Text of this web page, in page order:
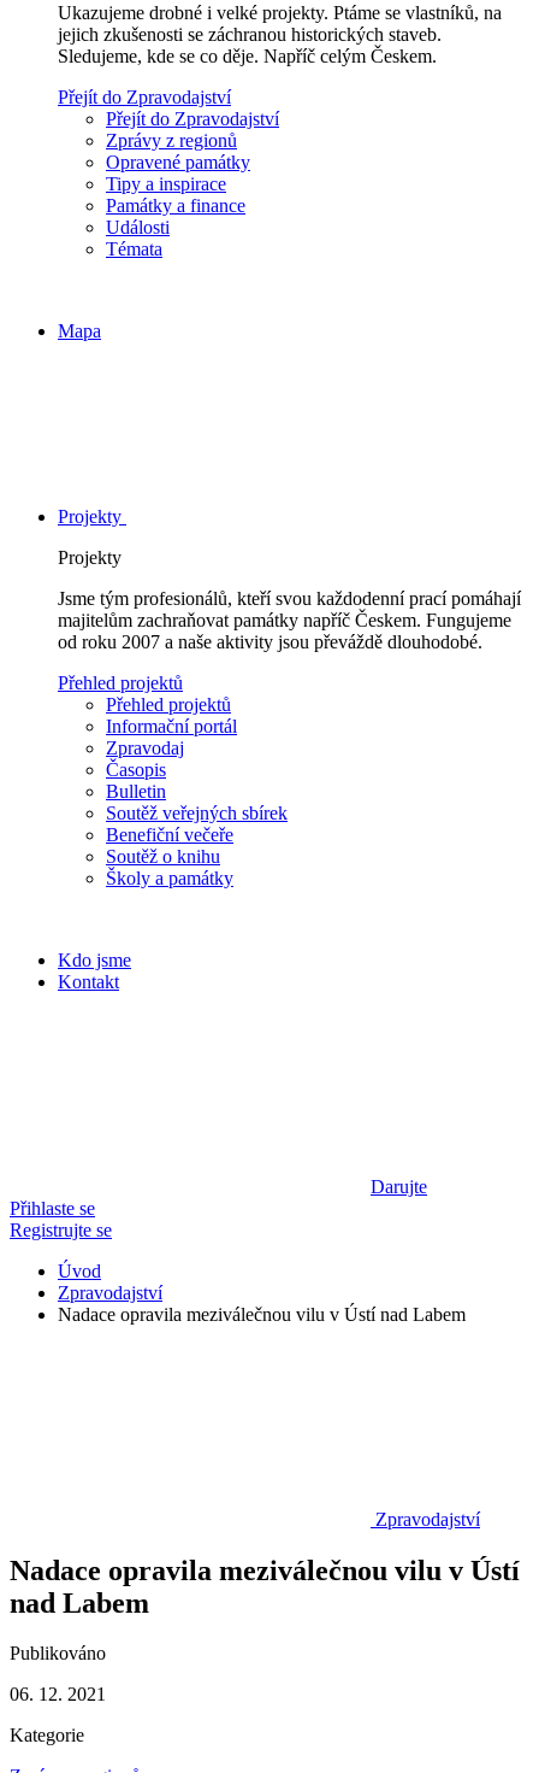
Ukazujeme drobné i velké projekty. Ptáme se vlastníků, na
jejich zkušenosti se záchranou historických staveb.
Sledujeme, kde se co děje. Napříč celým Českem.
Přejít do Zpravodajství
Přejít do Zpravodajství
Zprávy z regionů
Opravené památky
Tipy a inspirace
Památky a finance
Události
Témata
Mapa
Projekty
Projekty
Jsme tým profesionálů, kteří svou každodenní prací pomáhají
majitelům zachraňovat památky napříč Českem. Fungujeme
od roku 2007 a naše aktivity jsou převáždě dlouhodobé.
Přehled projektů
Přehled projektů
Informační portál
Zpravodaj
Časopis
Bulletin
Soutěž veřejných sbírek
Benefiční večeře
Soutěž o knihu
Školy a památky
Kdo jsme
Kontakt
Darujte
Přihlaste se
Registrujte se
Úvod
Zpravodajství
Nadace opravila meziválečnou vilu v Ústí nad Labem
Zpravodajství
Nadace opravila meziválečnou vilu v Ústí
nad Labem
Publikováno
06. 12. 2021
Kategorie